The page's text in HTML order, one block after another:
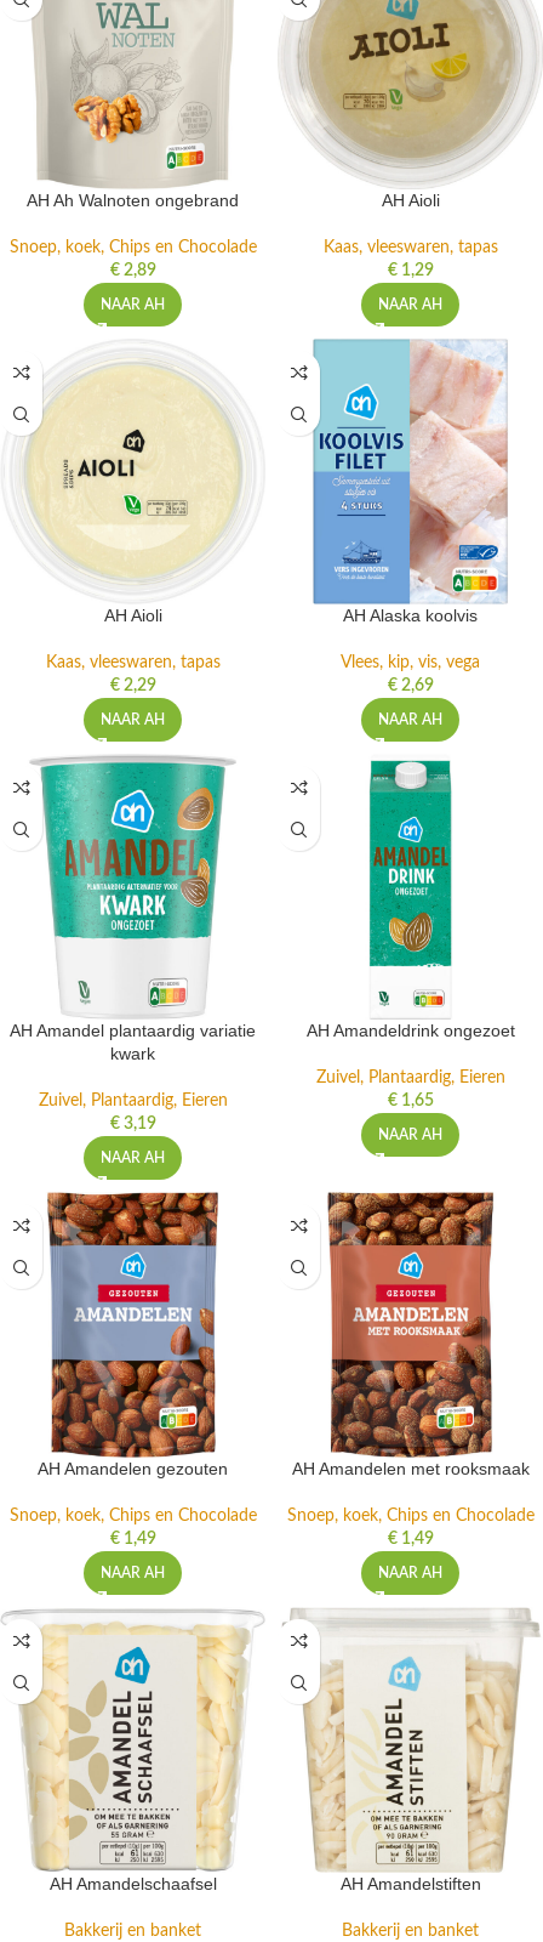
AH Ah Walnoten ongebrand
Snoep, koek, Chips en Chocolade
€2,89
NAAR AH
AH Aioli
Kaas, vleeswaren, tapas
€1,29
NAAR AH
AH Aioli
Kaas, vleeswaren, tapas
€2,29
NAAR AH
AH Alaska koolvis
Vlees, kip, vis, vega
€2,69
NAAR AH
AH Amandel plantaardig variatie
kwark
Zuivel, Plantaardig, Eieren
€3,19
NAAR AH
AH Amandeldrink ongezoet
Zuivel, Plantaardig, Eieren
€1,65
NAAR AH
AH Amandelen gezouten
Snoep, koek, Chips en Chocolade
€1,49
NAAR AH
AH Amandelen met rooksmaak
Snoep, koek, Chips en Chocolade
€1,49
NAAR AH
AH Amandelschaafsel
Bakkerij en banket
AH Amandelstiften
Bakkerij en banket